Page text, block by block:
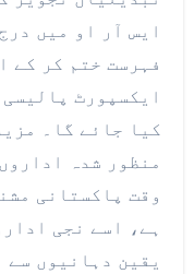
ایس آر او میں
فہرست ختم کر کے
کیا جائے گا۔
منظور شدہ
وقت پاکستانی
ہے، اسے نجی
یقین دہانیوں سے